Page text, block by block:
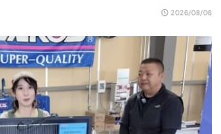
2026/08/06